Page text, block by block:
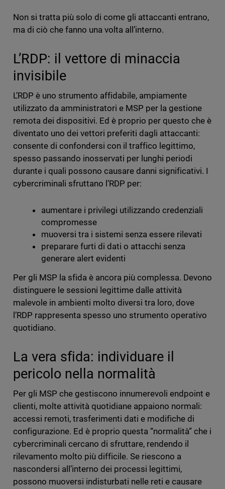
Non si tratta più solo di come gli attaccanti entrano,
ma di ciò che fanno una volta all’interno.
L’RDP: il vettore di minaccia
invisibile
L’RDP è uno strumento affidabile, ampiamente
utilizzato da amministratori e MSP per la gestione
remota dei dispositivi. Ed è proprio per questo che è
diventato uno dei vettori preferiti dagli attaccanti:
consente di confondersi con il traffico legittimo,
spesso passando inosservati per lunghi periodi
durante i quali possono causare danni significativi. I
cybercriminali sfruttano l’RDP per:
aumentare i privilegi utilizzando credenziali
compromesse
muoversi tra i sistemi senza essere rilevati
preparare furti di dati o attacchi senza
generare alert evidenti
Per gli MSP la sfida è ancora più complessa. Devono
distinguere le sessioni legittime dalle attività
malevole in ambienti molto diversi tra loro, dove
l’RDP rappresenta spesso uno strumento operativo
quotidiano.
La vera sfida: individuare il
pericolo nella normalità
Per gli MSP che gestiscono innumerevoli endpoint e
clienti, molte attività quotidiane appaiono normali:
accessi remoti, trasferimenti dati e modifiche di
configurazione. Ed è proprio questa “normalità” che i
cybercriminali cercano di sfruttare, rendendo il
rilevamento molto più difficile. Se riescono a
nascondersi all’interno dei processi legittimi,
possono muoversi indisturbati nelle reti e causare